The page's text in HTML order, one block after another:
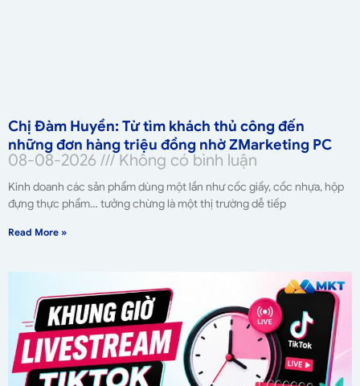
Chị Đàm Huyền: Từ tìm khách thủ công đến
những đơn hàng triệu đồng nhờ ZMarketing PC
08-08-2026 Không có bình luận
Kinh doanh các sản phẩm dùng một lần như cốc giấy, cốc nhựa, hộp
đựng thực phẩm… tưởng chừng là một thị trường dễ tiếp
Read More »